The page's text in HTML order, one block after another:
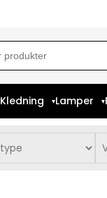
Kledning Lamper